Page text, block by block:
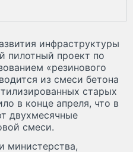
инфраструктуры
пилотный проект по
«резинового
из смеси бетона
старых
в конце апреля, что в
двухмесячные
смеси.
министерства,